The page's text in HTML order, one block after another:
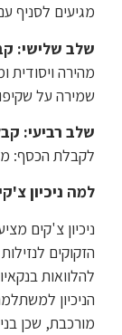
מגיעים לסניף
שלב שלישי:
מהירה ויסודית
שמירה על
שלב רביעי:
לקבלת הכסף:
למה ניכיון
ניכיון צ'קים
הזקוקים
להלוואות
הניכיון
מורכבת, שכן